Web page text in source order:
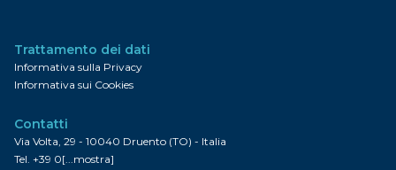
Trattamento dei dati
Informativa sulla Privacy
Informativa sui Cookies
Contatti
Via Volta, 29 - 10040 Druento (TO) - Italia
Tel. +39 0[...mostra]